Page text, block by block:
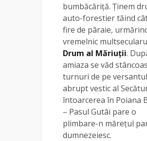
bumbăcăriţă. Ținem
auto-forestier tăind
fire de pâraie,
vremelnic
Drum al Măriuţii.
amiaza se văd
turnuri de pe versantul
abrupt vestic al
întoarcerea în Poiana
– Pasul Gutâi pare o
plimbare-n măreţul
dumnezeiesc.